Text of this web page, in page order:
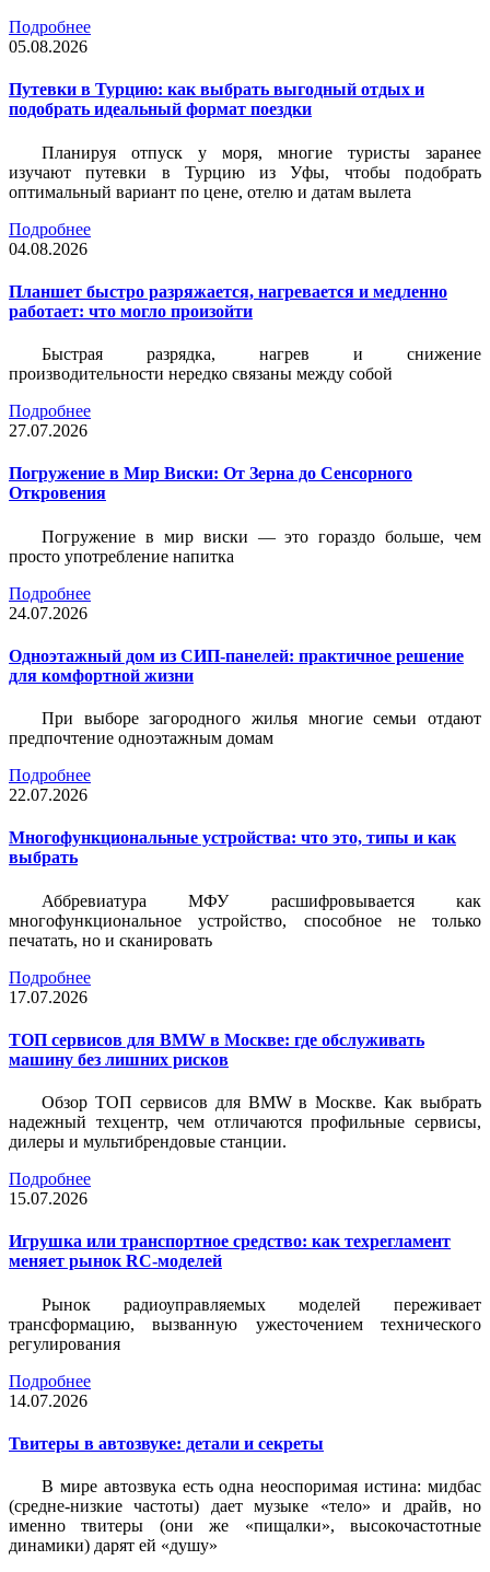
Подробнее
05.08.2026
Путевки в Турцию: как выбрать выгодный отдых и
подобрать идеальный формат поездки
Планируя отпуск у моря, многие туристы заранее
изучают путевки в Турцию из Уфы, чтобы подобрать
оптимальный вариант по цене, отелю и датам вылета
Подробнее
04.08.2026
Планшет быстро разряжается, нагревается и медленно
работает: что могло произойти
Быстрая разрядка, нагрев и снижение
производительности нередко связаны между собой
Подробнее
27.07.2026
Погружение в Мир Виски: От Зерна до Сенсорного
Откровения
Погружение в мир виски — это гораздо больше, чем
просто употребление напитка
Подробнее
24.07.2026
Одноэтажный дом из СИП-панелей: практичное решение
для комфортной жизни
При выборе загородного жилья многие семьи отдают
предпочтение одноэтажным домам
Подробнее
22.07.2026
Многофункциональные устройства: что это, типы и как
выбрать
Аббревиатура МФУ расшифровывается как
многофункциональное устройство, способное не только
печатать, но и сканировать
Подробнее
17.07.2026
ТОП сервисов для BMW в Москве: где обслуживать
машину без лишних рисков
Обзор ТОП сервисов для BMW в Москве. Как выбрать
надежный техцентр, чем отличаются профильные сервисы,
дилеры и мультибрендовые станции.
Подробнее
15.07.2026
Игрушка или транспортное средство: как техрегламент
меняет рынок RC-моделей
Рынок радиоуправляемых моделей переживает
трансформацию, вызванную ужесточением технического
регулирования
Подробнее
14.07.2026
Твитеры в автозвуке: детали и секреты
В мире автозвука есть одна неоспоримая истина: мидбас
(средне-низкие частоты) дает музыке «тело» и драйв, но
именно твитеры (они же «пищалки», высокочастотные
динамики) дарят ей «душу»